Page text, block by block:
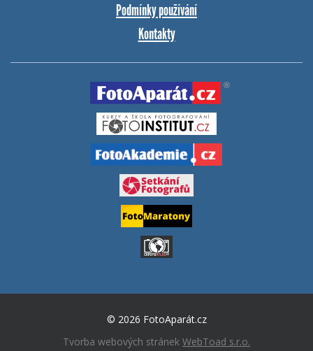
Podmínky používání
Kontakty
© 2026 FotoAparát.cz
Tvorba webových stránek WebToad s.r.o.